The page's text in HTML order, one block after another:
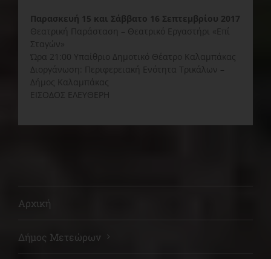
Παρασκευή 15 και Σάββατο 16 Σεπτεμβρίου 2017
Θεατρική Παράσταση – Θεατρικό Εργαστήρι «Επί
Σταγών»
Ώρα 21:00 Υπαίθριο Δημοτικό Θέατρο Καλαμπάκας
Διοργάνωση: Περιφερειακή Ενότητα Τρικάλων –
Δήμος Καλαμπάκας
ΕΙΣΟΔΟΣ ΕΛΕΥΘΕΡΗ
Αρχική
Δήμος Μετεώρων